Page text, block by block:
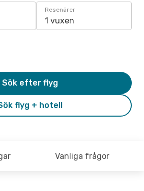
Resenärer
1 vuxen
flyg + hotell
Sök efter flyg
Vanliga frågor